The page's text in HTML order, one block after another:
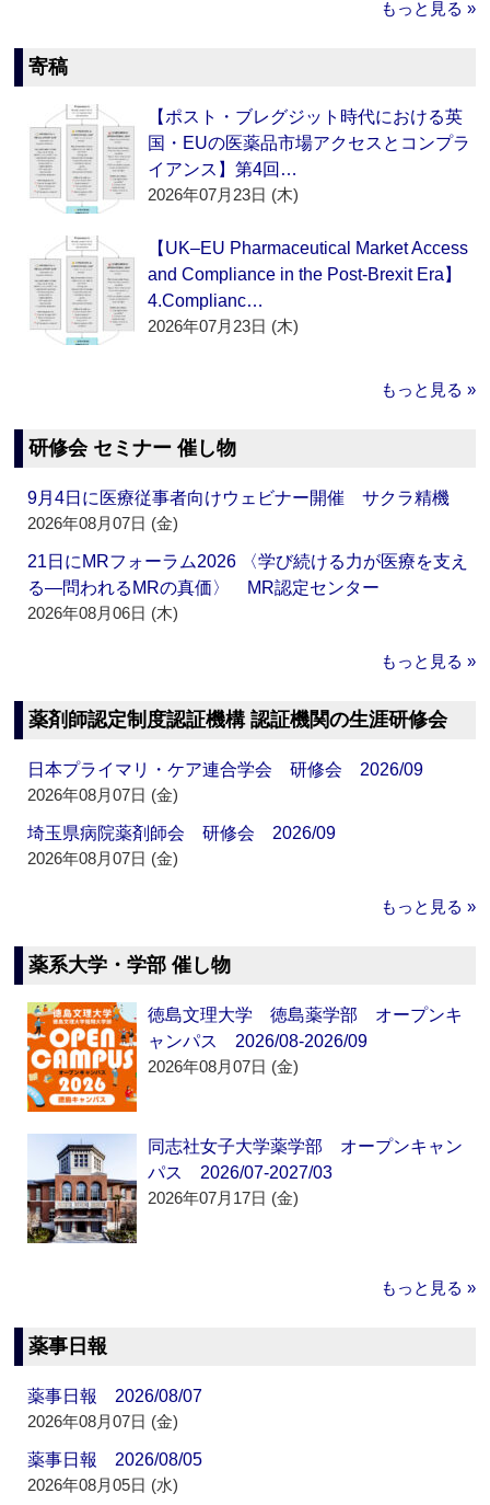
もっと見る »
寄稿
【ポスト・ブレグジット時代における英
国・EUの医薬品市場アクセスとコンプラ
イアンス】第4回…
2026年07月23日 (木)
【UK–EU Pharmaceutical Market Access
and Compliance in the Post-Brexit Era】
4.Complianc…
2026年07月23日 (木)
もっと見る »
研修会 セミナー 催し物
9月4日に医療従事者向けウェビナー開催 サクラ精機
2026年08月07日 (金)
21日にMRフォーラム2026 〈学び続ける力が医療を支え
る―問われるMRの真価〉 MR認定センター
2026年08月06日 (木)
もっと見る »
薬剤師認定制度認証機構 認証機関の生涯研修会
日本プライマリ・ケア連合学会 研修会 2026/09
2026年08月07日 (金)
埼玉県病院薬剤師会 研修会 2026/09
2026年08月07日 (金)
もっと見る »
薬系大学・学部 催し物
徳島文理大学 徳島薬学部 オープンキ
ャンパス 2026/08-2026/09
2026年08月07日 (金)
同志社女子大学薬学部 オープンキャン
パス 2026/07-2027/03
2026年07月17日 (金)
もっと見る »
薬事日報
薬事日報 2026/08/07
2026年08月07日 (金)
薬事日報 2026/08/05
2026年08月05日 (水)